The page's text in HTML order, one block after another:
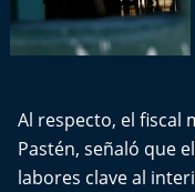
El Mejor País de Chile
Bío Bío en Ruta
Al respecto, el fiscal
Pastén, señaló que
labores clave al